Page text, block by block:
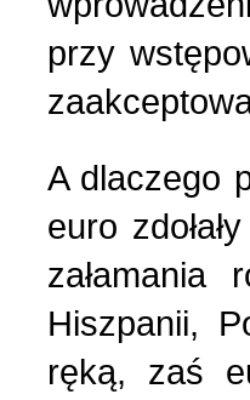
przy
A dlaczego
euro
załamania
Hiszpanii,
ręką, zaś